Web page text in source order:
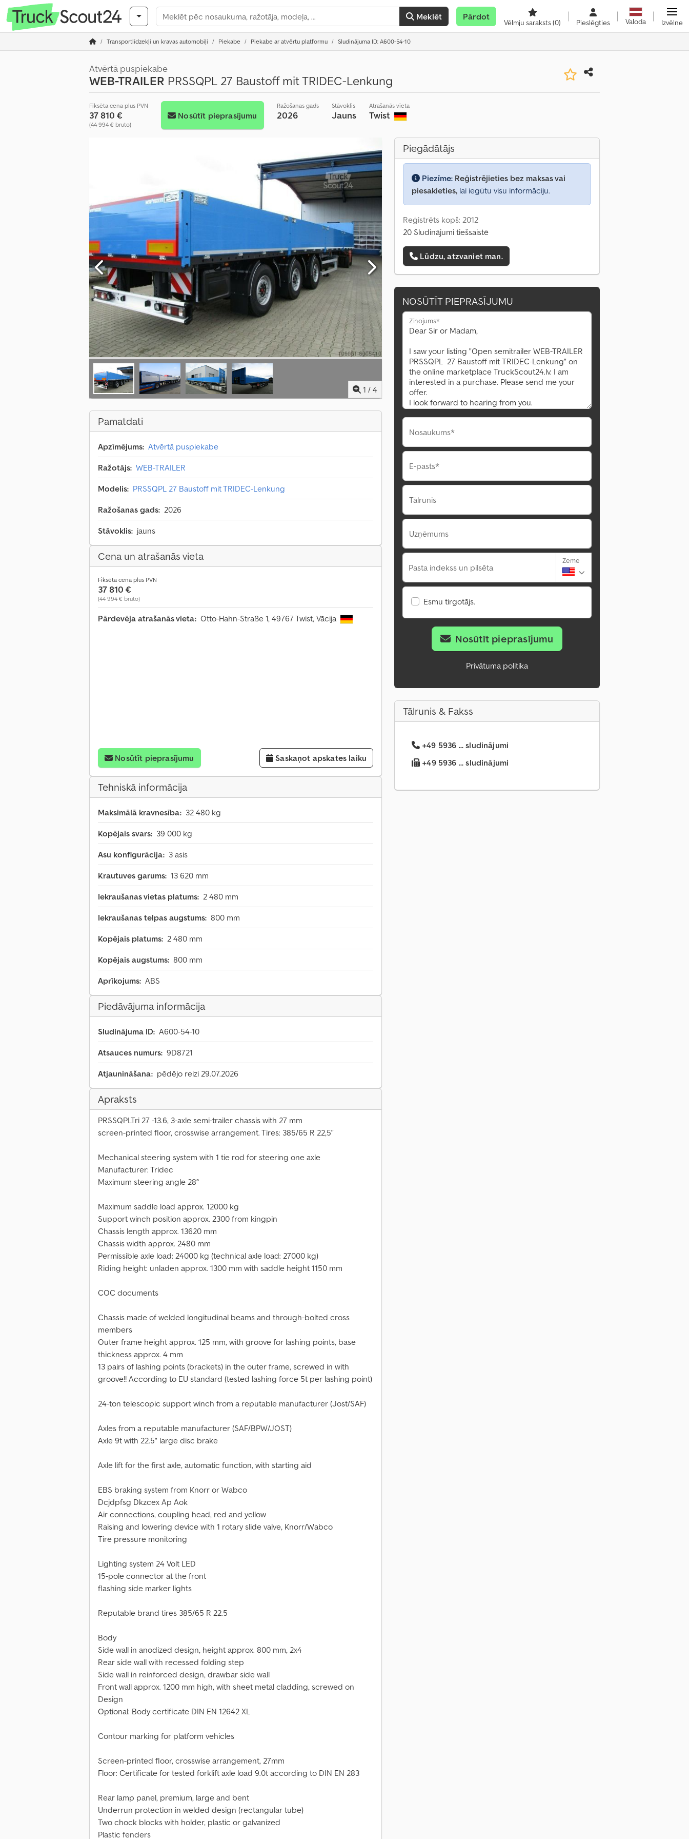
Meklēt Pārdot
Vēlmju saraksts(0) Pieslēgties Valoda Izvēlne
Transportlīdzekļi un kravas automobiļi Piekabe Piekabe ar atvērtu platformu Sludinājuma ID: A600-54-10
Atvērtā puspiekabe
WEB-TRAILER PRSSQPL 27 Baustoff mit TRIDEC-Lenkung
Fiksēta cena plus PVN
37 810 €
(44 994 € bruto)
Nosūtīt pieprasījumu
Ražošanas gads
2026
Stāvoklis
Jauns
Atrašanās vieta
Twist
1 / 4
Pamatdati
Apzīmējums: Atvērtā puspiekabe
Ražotājs: WEB-TRAILER
Modelis: PRSSQPL 27 Baustoff mit TRIDEC-Lenkung
Ražošanas gads: 2026
Stāvoklis: jauns
Cena un atrašanās vieta
Fiksēta cena plus PVN
37 810 €
(44 994 € bruto)
Pārdevēja atrašanās vieta: Otto-Hahn-Straße 1, 49767 Twist, Vācija
Nosūtīt pieprasījumu Saskaņot apskates laiku
Tehniskā informācija
Maksimālā kravnesība: 32 480 kg
Kopējais svars: 39 000 kg
Asu konfigurācija: 3 asis
Krautuves garums: 13 620 mm
Iekraušanas vietas platums: 2 480 mm
Iekraušanas telpas augstums: 800 mm
Kopējais platums: 2 480 mm
Kopējais augstums: 800 mm
Aprīkojums: ABS
Piedāvājuma informācija
Sludinājuma ID: A600-54-10
Atsauces numurs: 9D8721
Atjaunināšana: pēdējo reizi 29.07.2026
Apraksts
PRSSQPLTri 27 -13.6, 3-axle semi-trailer chassis with 27 mm
screen-printed floor, crosswise arrangement. Tires: 385/65 R 22,5"
Mechanical steering system with 1 tie rod for steering one axle
Manufacturer: Tridec
Maximum steering angle 28°
Maximum saddle load approx. 12000 kg
Support winch position approx. 2300 from kingpin
Chassis length approx. 13620 mm
Chassis width approx. 2480 mm
Permissible axle load: 24000 kg (technical axle load: 27000 kg)
Riding height: unladen approx. 1300 mm with saddle height 1150 mm
COC documents
Chassis made of welded longitudinal beams and through-bolted cross
members
Outer frame height approx. 125 mm, with groove for lashing points, base
thickness approx. 4 mm
13 pairs of lashing points (brackets) in the outer frame, screwed in with
groove!! According to EU standard (tested lashing force 5t per lashing point)
24-ton telescopic support winch from a reputable manufacturer (Jost/SAF)
Axles from a reputable manufacturer (SAF/BPW/JOST)
Axle 9t with 22.5" large disc brake
Axle lift for the first axle, automatic function, with starting aid
EBS braking system from Knorr or Wabco
Dcjdpfsg Dkzcex Ap Aok
Air connections, coupling head, red and yellow
Raising and lowering device with 1 rotary slide valve, Knorr/Wabco
Tire pressure monitoring
Lighting system 24 Volt LED
15-pole connector at the front
flashing side marker lights
Reputable brand tires 385/65 R 22.5
Body
Side wall in anodized design, height approx. 800 mm, 2x4
Rear side wall with recessed folding step
Side wall in reinforced design, drawbar side wall
Front wall approx. 1200 mm high, with sheet metal cladding, screwed on
Design
Optional: Body certificate DIN EN 12642 XL
Contour marking for platform vehicles
Screen-printed floor, crosswise arrangement, 27mm
Floor: Certificate for tested forklift axle load 9.0t according to DIN EN 283
Rear lamp panel, premium, large and bent
Underrun protection in welded design (rectangular tube)
Two chock blocks with holder, plastic or galvanized
Plastic fenders
Piegādātājs
Piezīme: Reģistrējieties bez maksas vai
piesakieties, lai iegūtu visu informāciju.
Reģistrēts kopš: 2012
20 Sludinājumi tiešsaistē
Lūdzu, atzvaniet man.
NOSŪTĪT PIEPRASĪJUMU
Ziņojums*
Nosaukums*
E-pasts*
Tālrunis
Uzņēmums
Pasta indekss un pilsēta
Zeme
Esmu tirgotājs.
Nosūtīt pieprasījumu
Privātuma politika
Tālrunis & Fakss
+49 5936 ... sludinājumi
+49 5936 ... sludinājumi